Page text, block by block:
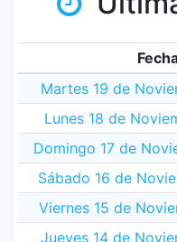
Martes 19 de
Lunes 18 de
Domingo 17 de
Sábado 16 de
Viernes 15 de
Jueves 14 de